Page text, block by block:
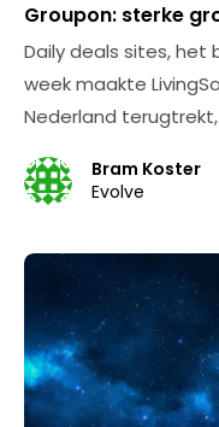
Groupon: sterke
Daily deals sites, het
week maakte
Nederland
Bram Koster
Evolve